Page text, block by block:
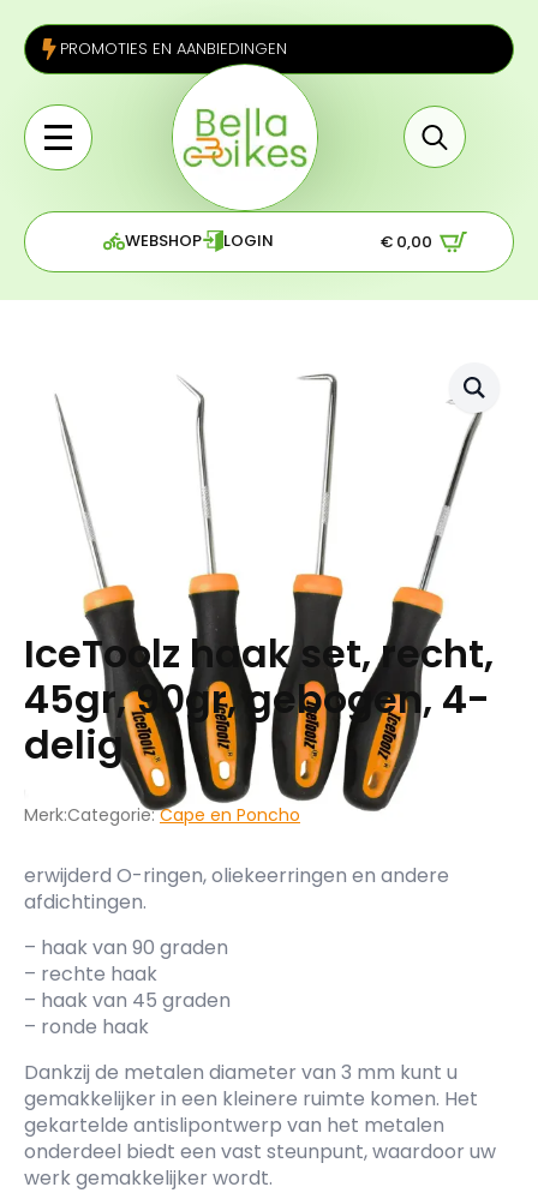
PROMOTIES EN AANBIEDINGEN
for:
WEBSHOP LOGIN € 0,00
IceToolz haak set, recht,
45gr, 90gr, gebogen, 4-
delig
Merk:Categorie:Cape en Poncho
erwijderd O-ringen, oliekeerringen en andere
afdichtingen.
– haak van 90 graden
– rechte haak
– haak van 45 graden
– ronde haak
Dankzij de metalen diameter van 3 mm kunt u
gemakkelijker in een kleinere ruimte komen. Het
gekartelde antislipontwerp van het metalen
onderdeel biedt een vast steunpunt, waardoor uw
werk gemakkelijker wordt.